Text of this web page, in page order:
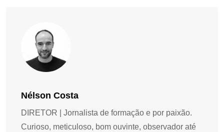
Nélson Costa
DIRETOR | Jornalista de formação e por paixão.
Curioso, meticuloso, bom ouvinte, observador até